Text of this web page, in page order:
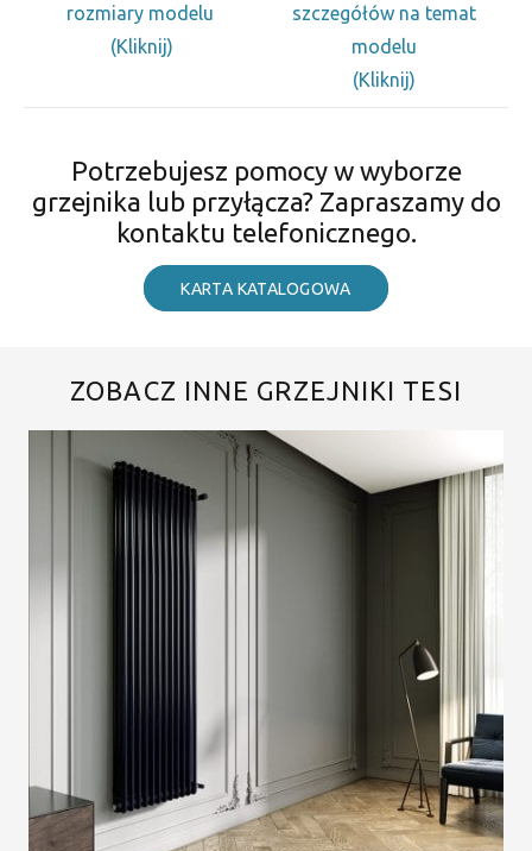
rozmiary modelu
(Kliknij)
szczegółów na temat
modelu
(Kliknij)
Potrzebujesz pomocy w wyborze
grzejnika lub przyłącza? Zapraszamy do
kontaktu telefonicznego.
KARTA KATALOGOWA
ZOBACZ INNE GRZEJNIKI TESI